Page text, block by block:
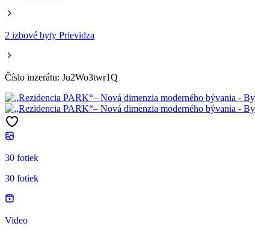
2 izbové byty Prievidza
Číslo inzerátu: Ju2Wo3twr1Q
30 fotiek
30 fotiek
Video